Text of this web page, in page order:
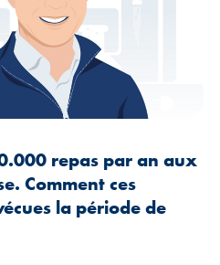
repas par an aux
Comment ces
la période de